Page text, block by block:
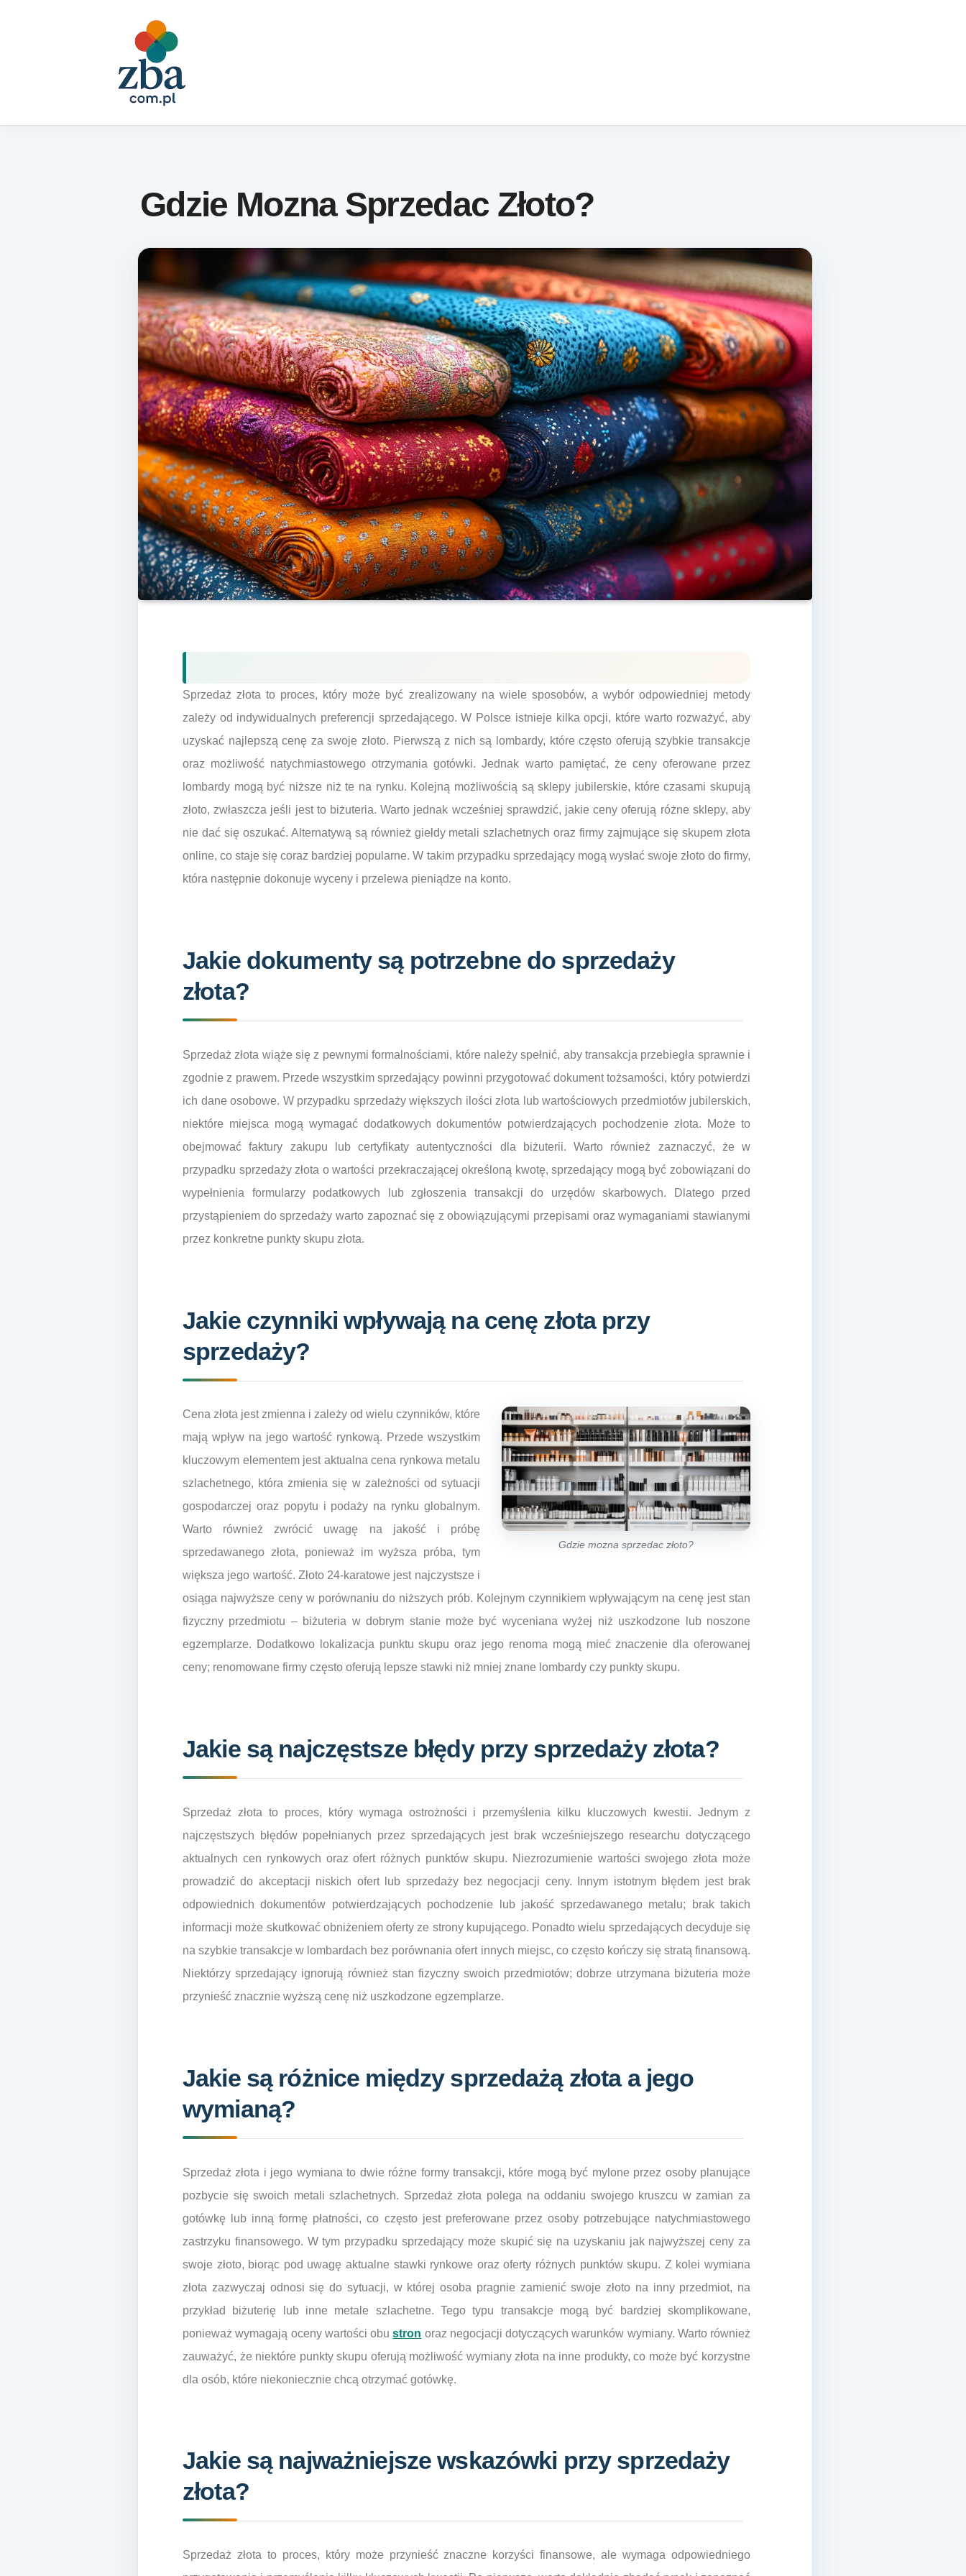
Gdzie Mozna Sprzedac Złoto?
Sprzedaż złota to proces, który może być zrealizowany na wiele sposobów, a wybór odpowiedniej metody
zależy od indywidualnych preferencji sprzedającego. W Polsce istnieje kilka opcji, które warto rozważyć, aby
uzyskać najlepszą cenę za swoje złoto. Pierwszą z nich są lombardy, które często oferują szybkie transakcje
oraz możliwość natychmiastowego otrzymania gotówki. Jednak warto pamiętać, że ceny oferowane przez
lombardy mogą być niższe niż te na rynku. Kolejną możliwością są sklepy jubilerskie, które czasami skupują
złoto, zwłaszcza jeśli jest to biżuteria. Warto jednak wcześniej sprawdzić, jakie ceny oferują różne sklepy, aby
nie dać się oszukać. Alternatywą są również giełdy metali szlachetnych oraz firmy zajmujące się skupem złota
online, co staje się coraz bardziej popularne. W takim przypadku sprzedający mogą wysłać swoje złoto do firmy,
która następnie dokonuje wyceny i przelewa pieniądze na konto.
Jakie dokumenty są potrzebne do sprzedaży
złota?
Sprzedaż złota wiąże się z pewnymi formalnościami, które należy spełnić, aby transakcja przebiegła sprawnie i
zgodnie z prawem. Przede wszystkim sprzedający powinni przygotować dokument tożsamości, który potwierdzi
ich dane osobowe. W przypadku sprzedaży większych ilości złota lub wartościowych przedmiotów jubilerskich,
niektóre miejsca mogą wymagać dodatkowych dokumentów potwierdzających pochodzenie złota. Może to
obejmować faktury zakupu lub certyfikaty autentyczności dla biżuterii. Warto również zaznaczyć, że w
przypadku sprzedaży złota o wartości przekraczającej określoną kwotę, sprzedający mogą być zobowiązani do
wypełnienia formularzy podatkowych lub zgłoszenia transakcji do urzędów skarbowych. Dlatego przed
przystąpieniem do sprzedaży warto zapoznać się z obowiązującymi przepisami oraz wymaganiami stawianymi
przez konkretne punkty skupu złota.
Jakie czynniki wpływają na cenę złota przy
sprzedaży?
Gdzie mozna sprzedac złoto?
Cena złota jest zmienna i zależy od wielu czynników, które
mają wpływ na jego wartość rynkową. Przede wszystkim
kluczowym elementem jest aktualna cena rynkowa metalu
szlachetnego, która zmienia się w zależności od sytuacji
gospodarczej oraz popytu i podaży na rynku globalnym.
Warto również zwrócić uwagę na jakość i próbę
sprzedawanego złota, ponieważ im wyższa próba, tym
większa jego wartość. Złoto 24-karatowe jest najczystsze i
osiąga najwyższe ceny w porównaniu do niższych prób. Kolejnym czynnikiem wpływającym na cenę jest stan
fizyczny przedmiotu – biżuteria w dobrym stanie może być wyceniana wyżej niż uszkodzone lub noszone
egzemplarze. Dodatkowo lokalizacja punktu skupu oraz jego renoma mogą mieć znaczenie dla oferowanej
ceny; renomowane firmy często oferują lepsze stawki niż mniej znane lombardy czy punkty skupu.
Jakie są najczęstsze błędy przy sprzedaży złota?
Sprzedaż złota to proces, który wymaga ostrożności i przemyślenia kilku kluczowych kwestii. Jednym z
najczęstszych błędów popełnianych przez sprzedających jest brak wcześniejszego researchu dotyczącego
aktualnych cen rynkowych oraz ofert różnych punktów skupu. Niezrozumienie wartości swojego złota może
prowadzić do akceptacji niskich ofert lub sprzedaży bez negocjacji ceny. Innym istotnym błędem jest brak
odpowiednich dokumentów potwierdzających pochodzenie lub jakość sprzedawanego metalu; brak takich
informacji może skutkować obniżeniem oferty ze strony kupującego. Ponadto wielu sprzedających decyduje się
na szybkie transakcje w lombardach bez porównania ofert innych miejsc, co często kończy się stratą finansową.
Niektórzy sprzedający ignorują również stan fizyczny swoich przedmiotów; dobrze utrzymana biżuteria może
przynieść znacznie wyższą cenę niż uszkodzone egzemplarze.
Jakie są różnice między sprzedażą złota a jego
wymianą?
Sprzedaż złota i jego wymiana to dwie różne formy transakcji, które mogą być mylone przez osoby planujące
pozbycie się swoich metali szlachetnych. Sprzedaż złota polega na oddaniu swojego kruszcu w zamian za
gotówkę lub inną formę płatności, co często jest preferowane przez osoby potrzebujące natychmiastowego
zastrzyku finansowego. W tym przypadku sprzedający może skupić się na uzyskaniu jak najwyższej ceny za
swoje złoto, biorąc pod uwagę aktualne stawki rynkowe oraz oferty różnych punktów skupu. Z kolei wymiana
złota zazwyczaj odnosi się do sytuacji, w której osoba pragnie zamienić swoje złoto na inny przedmiot, na
przykład biżuterię lub inne metale szlachetne. Tego typu transakcje mogą być bardziej skomplikowane,
ponieważ wymagają oceny wartości obustron oraz negocjacji dotyczących warunków wymiany. Warto również
zauważyć, że niektóre punkty skupu oferują możliwość wymiany złota na inne produkty, co może być korzystne
dla osób, które niekoniecznie chcą otrzymać gotówkę.
Jakie są najważniejsze wskazówki przy sprzedaży
złota?
Sprzedaż złota to proces, który może przynieść znaczne korzyści finansowe, ale wymaga odpowiedniego